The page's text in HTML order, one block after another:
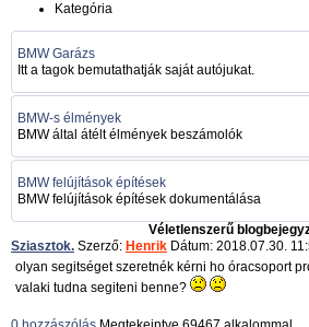
Kategória
BMW Garázs
Itt a tagok bemutathatják saját autójukat.
BMW-s élmények
BMW által átélt élmények beszámolók
BMW felújítások építések
BMW felújítások építések dokumentálása
Véletlenszerű
Sziasztok. Szerző: Henrik Dátum: 2018.07.30.
olyan segitséget szeretnék kérni ho óracsoport
valaki tudna segiteni benne?